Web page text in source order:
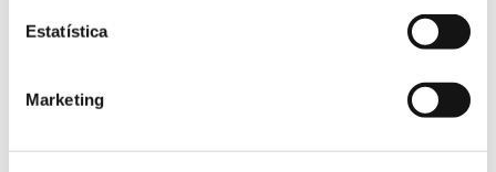
Estatística
Marketing
Azurally
trabalhamos com este tipo de dinâmicas nos
funcionam! Enche
de seguidores se apaixone por elas.